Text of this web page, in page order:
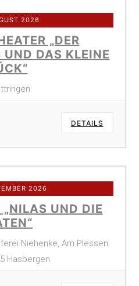
2026
„DER
UND DAS KLEINE
DETAILS
2026
„NILAS UND DIE
Niehenke, Am Plessen
Hasbergen